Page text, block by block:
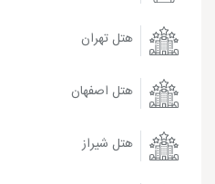
هتل تهران
هتل اصفهان
هتل شیراز